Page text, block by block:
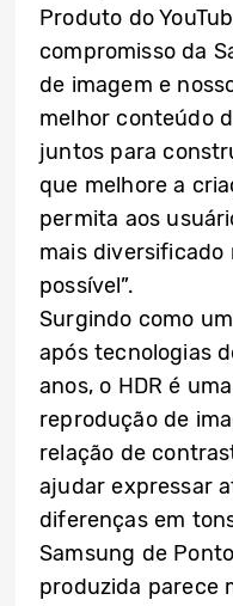
Produto do
compromisso da
de imagem e
melhor conteúdo
juntos para
que melhore a
permita aos
mais diversificado
possível”.
Surgindo como
após tecnologias
anos, o HDR é
reprodução de
relação de
ajudar expressar
diferenças em
Samsung de
produzida parece